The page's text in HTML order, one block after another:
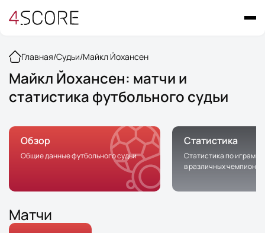
Главная/Судьи/Майкл Йохансен
Майкл Йохансен: матчи и
статистика футбольного судьи
Обзор
Общие данные футбольного судьи
Статистика
Статистика по играм с
в различных
Матчи